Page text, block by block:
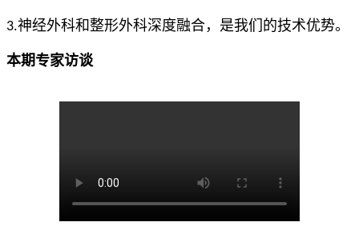
3.神经外科和整形外科深度融合，是我们的技术优势。
本期专家访谈